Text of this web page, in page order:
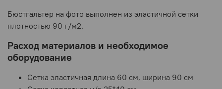
Бюстгальтер на фото выполнен из эластичной сетки
плотностью 90 г/м2.
Расход материалов и необходимое
оборудование
Сетка эластичная длина 60 см, ширина 90 см